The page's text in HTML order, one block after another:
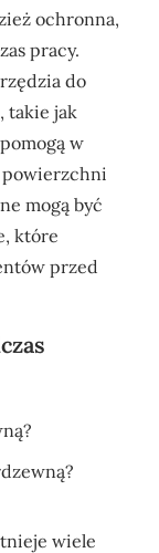
ochronna,
pracy.
do
takie jak
w
powierzchni
mogą być
które
przed
wiele